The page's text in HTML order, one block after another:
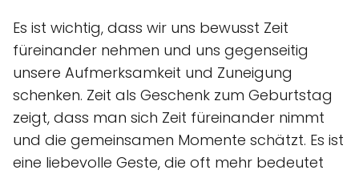
Es ist wichtig, dass wir uns bewusst Zeit
füreinander nehmen und uns gegenseitig
unsere Aufmerksamkeit und Zuneigung
schenken. Zeit als Geschenk zum Geburtstag
zeigt, dass man sich Zeit füreinander nimmt
und die gemeinsamen Momente schätzt. Es ist
eine liebevolle Geste, die oft mehr bedeutet